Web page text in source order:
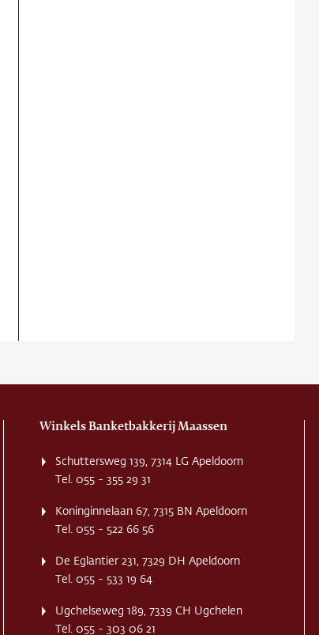
Winkels Banketbakkerij Maassen
Schuttersweg 139, 7314 LG Apeldoorn
Tel. 055 - 355 29 31
Koninginnelaan 67, 7315 BN Apeldoorn
Tel. 055 - 522 66 56
De Eglantier 231, 7329 DH Apeldoorn
Tel. 055 - 533 19 64
Ugchelseweg 189, 7339 CH Ugchelen
Tel. 055 - 303 06 21